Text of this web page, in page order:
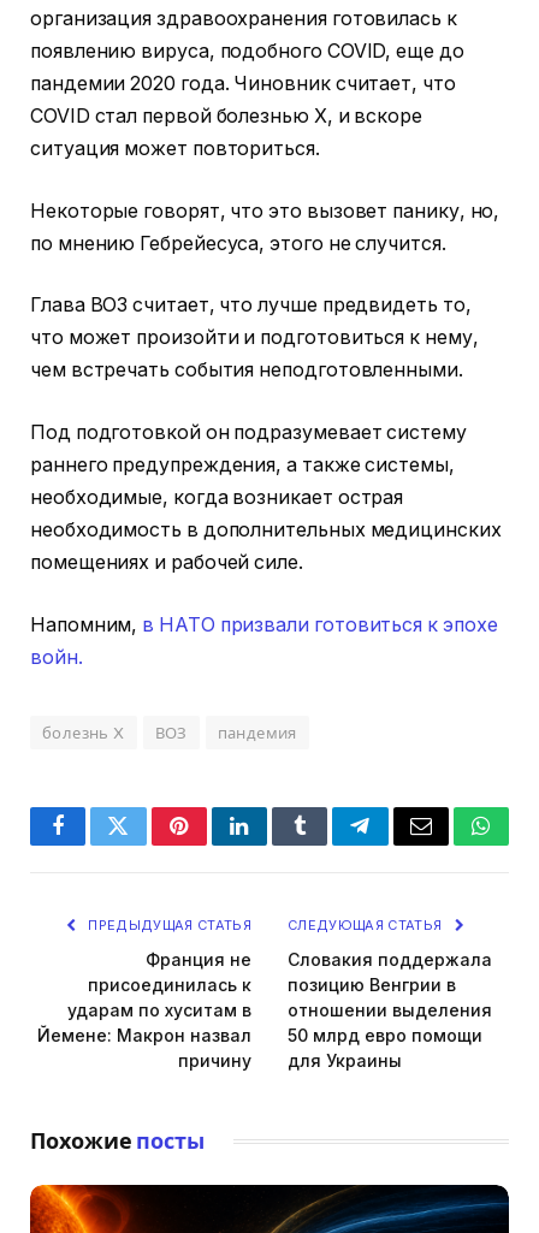
организация здравоохранения готовилась к
появлению вируса, подобного COVID, еще до
пандемии 2020 года. Чиновник считает, что
COVID стал первой болезнью X, и вскоре
ситуация может повториться.
Некоторые говорят, что это вызовет панику, но,
по мнению Гебрейесуса, этого не случится.
Глава ВОЗ считает, что лучше предвидеть то,
что может произойти и подготовиться к нему,
чем встречать события неподготовленными.
Под подготовкой он подразумевает систему
раннего предупреждения, а также системы,
необходимые, когда возникает острая
необходимость в дополнительных медицинских
помещениях и рабочей силе.
Напомним, в НАТО призвали готовиться к эпохе
войн.
болезнь X ВОЗ пандемия
FacebookTwitterPinterestLinkedInTumblrTelegramEmail
ПРЕДЫДУЩАЯ СТАТЬЯ
Франция не
присоединилась к
ударам по хуситам в
Йемене: Макрон назвал
причину
СЛЕДУЮЩАЯ СТАТЬЯ
Словакия поддержала
позицию Венгрии в
отношении выделения
50 млрд евро помощи
для Украины
Похожие посты